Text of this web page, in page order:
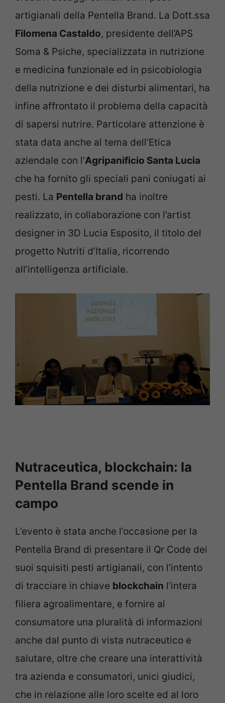
artigianali della Pentella Brand. La Dott.ssa
Filomena Castaldo, presidente dell’APS
Soma & Psiche, specializzata in nutrizione
e medicina funzionale ed in psicobiologia
della nutrizione e dei disturbi alimentari, ha
infine affrontato il problema della capacità
di sapersi nutrire. Particolare attenzione è
stata data anche al tema dell’Etica
aziendale con l’Agripanificio Santa Lucia
che ha fornito gli speciali pani coniugati ai
pesti. La Pentella brand ha inoltre
realizzato, in collaborazione con l’artist
designer in 3D Lucia Esposito, il titolo del
progetto Nutriti d’Italia, ricorrendo
all’intelligenza artificiale.
Nutraceutica, blockchain: la
Pentella Brand scende in
campo
L’evento è stata anche l’occasione per la
Pentella Brand di presentare il Qr Code dei
suoi squisiti pesti artigianali, con l’intento
di tracciare in chiave blockchain l’intera
filiera agroalimentare, e fornire al
consumatore una pluralità di informazioni
anche dal punto di vista nutraceutico e
salutare, oltre che creare una interattività
tra azienda e consumatori, unici giudici,
che in relazione alle loro scelte ed al loro